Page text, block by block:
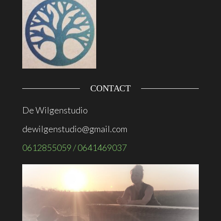
CONTACT
De Wilgenstudio
dewilgenstudio@gmail.com
0612855059 / 0641469037